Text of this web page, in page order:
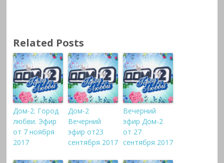
Related Posts
Дом-2. Город
любви. Эфир
от 7 ноября
2017
Дом-2
Вечерний
эфир от23
сентября 2017
Вечерний
эфир Дом-2
от 27
сентября 2017